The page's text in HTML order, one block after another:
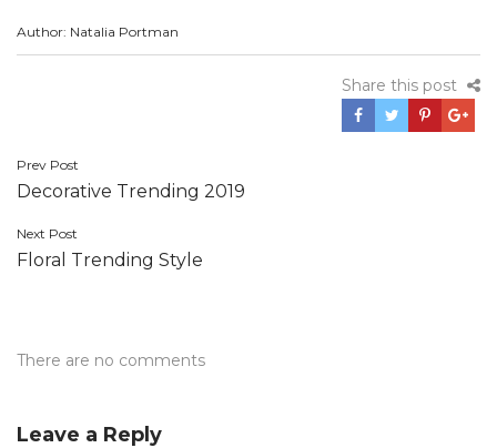
Author: Natalia Portman
Share this post
Post
navigation
Prev Post
Decorative Trending 2019
Next Post
Floral Trending Style
There are no comments
Leave a Reply